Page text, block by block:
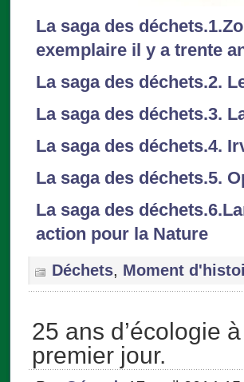
La saga des
exemplaire il y a trente
La saga des déchets.2.
La saga des déchets.3.
La saga des déchets.4.
La saga des déchets.5.
La saga des
action pour la Nature
Déchets, Moment
25 ans d’écologie
premier jour.